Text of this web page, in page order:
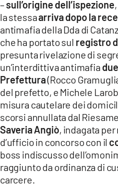
–sull’origine dell’ispezione
la stessaarriva dopo la
antimafia della Dda di
che ha portato sul registro
presunta rivelazione di
un’interdittiva antimafia
Prefettura(Rocco
del prefetto, e Michele
misura cautelare dei
scorsi annullata dal
Saveria Angiò, indagata
d’ufficio in concorso con il
boss indiscusso
raggiunto da ordinanza di
carcere.